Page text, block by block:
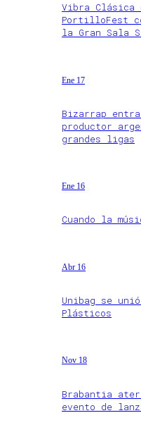
Vibra Clásica
PortilloFest
la Gran Sala
Ene 17
Bizarrap
productor
grandes ligas
Ene 16
Cuando la
Abr 16
Unibag se
Plásticos
Nov 18
Brabantia
evento de